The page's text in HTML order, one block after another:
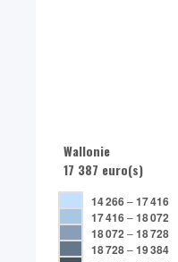
Wallonie
17 387 euro(s)
14 266–17 416
17 416–18 072
18 072 –18 728
18 728–19 384